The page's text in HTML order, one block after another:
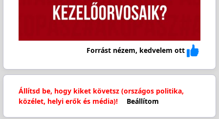
Forrást nézem, kedvelem ott
Állítsd be, hogy kiket követsz (országos politika,
közélet, helyi erők és média)!
Beállítom